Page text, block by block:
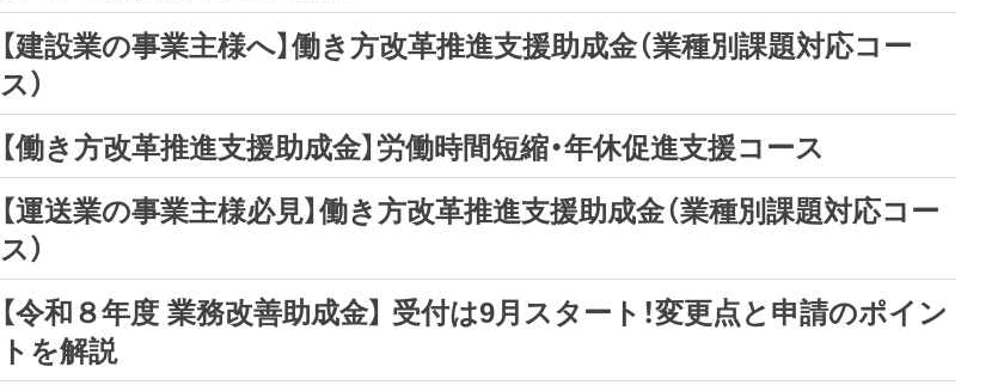
【建設業の事業主様へ】働き方改革推進支援助成金（業種別課題対応コー
ス）
【働き方改革推進支援助成金】労働時間短縮・年休促進支援コース
【運送業の事業主様必見】働き方改革推進支援助成金（業種別課題対応コー
ス）
【令和８年度 業務改善助成金】 受付は9月スタート！変更点と申請のポイン
トを解説